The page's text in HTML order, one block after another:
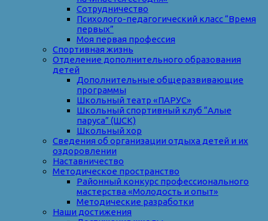
Сотрудничество
Психолого-педагогический класс “Время
первых”
Моя первая профессия
Спортивная жизнь
Отделение дополнительного образования
детей
Дополнительные общеразвивающие
программы
Школьный театр «ПАРУС»
Школьный спортивный клуб “Алые
паруса” (ШСК)
Школьный хор
Сведения об организации отдыха детей и их
оздоровлении
Наставничество
Методическое пространство
Районный конкурс профессионального
мастерства «Молодость и опыт»
Методические разработки
Наши достижения